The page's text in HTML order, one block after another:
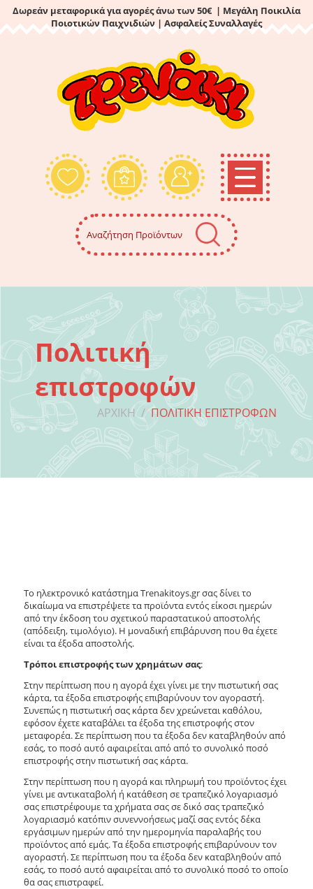
Δωρεάν μεταφορικά για αγορές άνω των 50€ | Μεγάλη Ποικιλία
Ποιοτικών Παιχνιδιών | Ασφαλείς Συναλλαγές
Πολιτική
επιστροφών
ΑΡΧΙΚΉ / ΠΟΛΙΤΙΚΉ ΕΠΙΣΤΡΟΦΏΝ
Το ηλεκτρονικό κατάστημα Trenakitoys.gr σας δίνει το
δικαίωμα να επιστρέψετε τα προϊόντα εντός είκοσι ημερών
από την έκδοση του σχετικού παραστατικού αποστολής
(απόδειξη, τιμολόγιο). Η μοναδική επιβάρυνση που θα έχετε
είναι τα έξοδα αποστολής.
Τρόποι επιστροφής των χρημάτων σας:
Στην περίπτωση που η αγορά έχει γίνει με την πιστωτική σας
κάρτα, τα έξοδα επιστροφής επιβαρύνουν τον αγοραστή.
Συνεπώς η πιστωτική σας κάρτα δεν χρεώνεται καθόλου,
εφόσον έχετε καταβάλει τα έξοδα της επιστροφής στον
μεταφορέα. Σε περίπτωση που τα έξοδα δεν καταβληθούν από
εσάς, το ποσό αυτό αφαιρείται από από το συνολικό ποσό
επιστροφής στην πιστωτική σας κάρτα.
Στην περίπτωση που η αγορά και πληρωμή του προϊόντος έχει
γίνει με αντικαταβολή ή κατάθεση σε τραπεζικό λογαριασμό
σας επιστρέφουμε τα χρήματα σας σε δικό σας τραπεζικό
λογαριασμό κατόπιν συνεννοήσεως μαζί σας εντός δέκα
εργάσιμων ημερών από την ημερομηνία παραλαβής του
προϊόντος από εμάς. Τα έξοδα επιστροφής επιβαρύνουν τον
αγοραστή. Σε περίπτωση που τα έξοδα δεν καταβληθούν από
εσάς, το ποσό αυτό αφαιρείται από το συνολικό ποσό το οποίο
θα σας επιστραφεί.